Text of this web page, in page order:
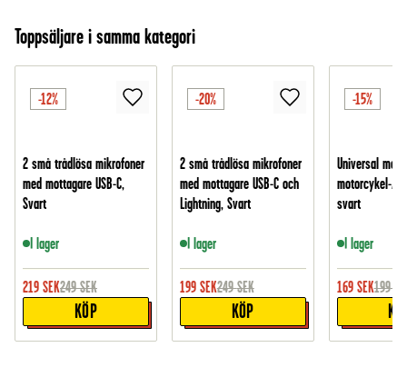
Toppsäljare i samma kategori
-12%
2 små trådlösa mikrofoner
med mottagare USB-C,
Svart
I lager
219 SEK249 SEK
KÖP
-20%
2 små trådlösa mikrofoner
med mottagare USB-C och
Lightning, Svart
I lager
199 SEK249 SEK
KÖP
-15%
Universal
motorcykel-/
svart
I lager
169 SEK199